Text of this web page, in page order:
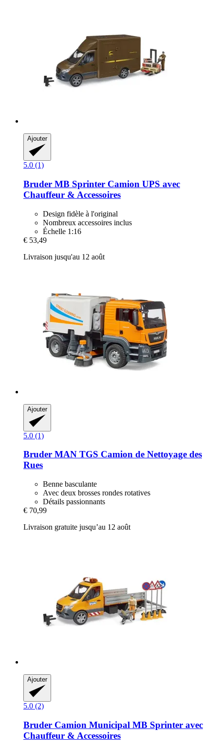
Ajouter
5.0 (1)
Bruder MB Sprinter Camion UPS avec
Chauffeur & Accessoires
Design fidèle à l'original
Nombreux accessoires inclus
Échelle 1:16
€ 53,49
Livraison jusqu'au 12 août
Ajouter
5.0 (1)
Bruder MAN TGS Camion de Nettoyage des
Rues
Benne basculante
Avec deux brosses rondes rotatives
Détails passionnants
€ 70,99
Livraison gratuite jusqu’au 12 août
Ajouter
5.0 (2)
Bruder Camion Municipal MB Sprinter avec
Chauffeur & Accessoires